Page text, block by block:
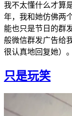
我不太懂什么才算
年，我和她仿佛两
能也只是节日的群
般微信群发广告给
很认真地回复她）。
只是玩笑